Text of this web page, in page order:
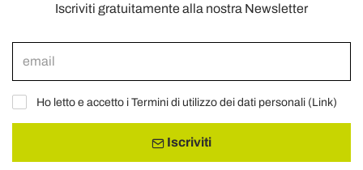
Iscriviti gratuitamente alla nostra Newsletter
Ho letto e accetto i Termini di utilizzo dei dati personali (Link)
Iscriviti